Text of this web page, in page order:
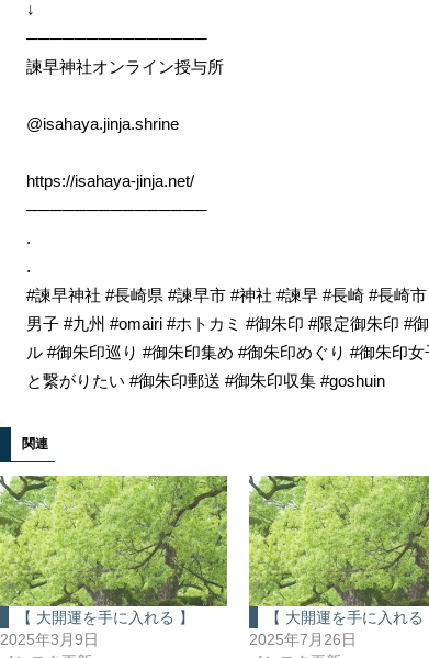
↓
───────────────
諫早神社オンライン授与所
@isahaya.jinja.shrine
https://isahaya-jinja.net/
───────────────
.
.
#諫早神社 #長崎県 #諫早市 #神社 #諫早 #長崎 #長崎
男子 #九州 #omairi #ホトカミ #御朱印 #限定御朱印 #
ル #御朱印巡り #御朱印集め #御朱印めぐり #御朱印
と繋がりたい #御朱印郵送 #御朱印収集 #goshuin
関連
【 大開運を手に入れる 】
2025年3月9日
【 大開運を手に入れる
2025年7月26日